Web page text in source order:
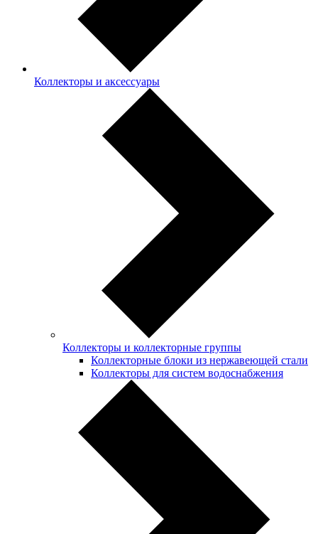
Коллекторы и аксессуары
Коллекторы и коллекторные группы
Коллекторные блоки из нержавеющей стали
Коллекторы для систем водоснабжения